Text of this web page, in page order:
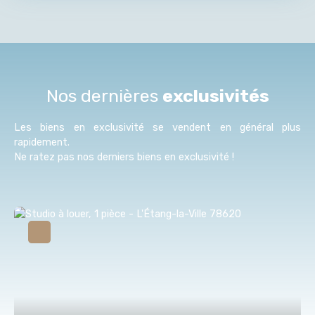
Nos dernières exclusivités
Les biens en exclusivité se vendent en général plus
rapidement.
Ne ratez pas nos derniers biens en exclusivité !